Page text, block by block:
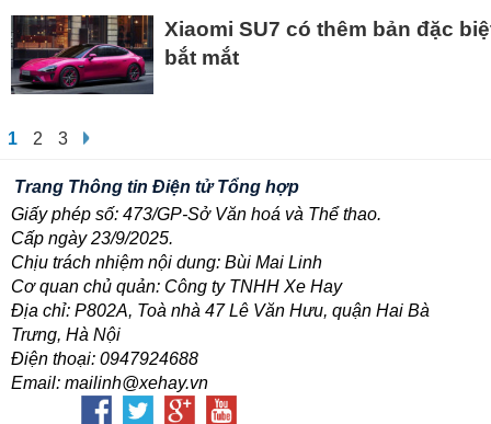
Xiaomi SU7 có thêm bản đặc
bắt mắt
1 2 3
Trang Thông tin Điện tử Tổng hợp
Giấy phép số: 473/GP-Sở Văn hoá và Thể thao.
Cấp ngày 23/9/2025.
Chịu trách nhiệm nội dung: Bùi Mai Linh
Cơ quan chủ quản: Công ty TNHH Xe Hay
Địa chỉ: P802A, Toà nhà 47 Lê Văn Hưu, quận Hai Bà
Trưng, Hà Nội
Điện thoại: 0947924688
Email: mailinh@xehay.vn